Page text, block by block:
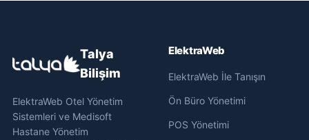
Talya
Bilişim
ElektraWeb Otel Yönetim
Sistemleri ve Medisoft
Hastane Yönetim
ElektraWeb
ElektraWeb İle Tanışın
Ön Büro Yönetimi
POS Yönetimi